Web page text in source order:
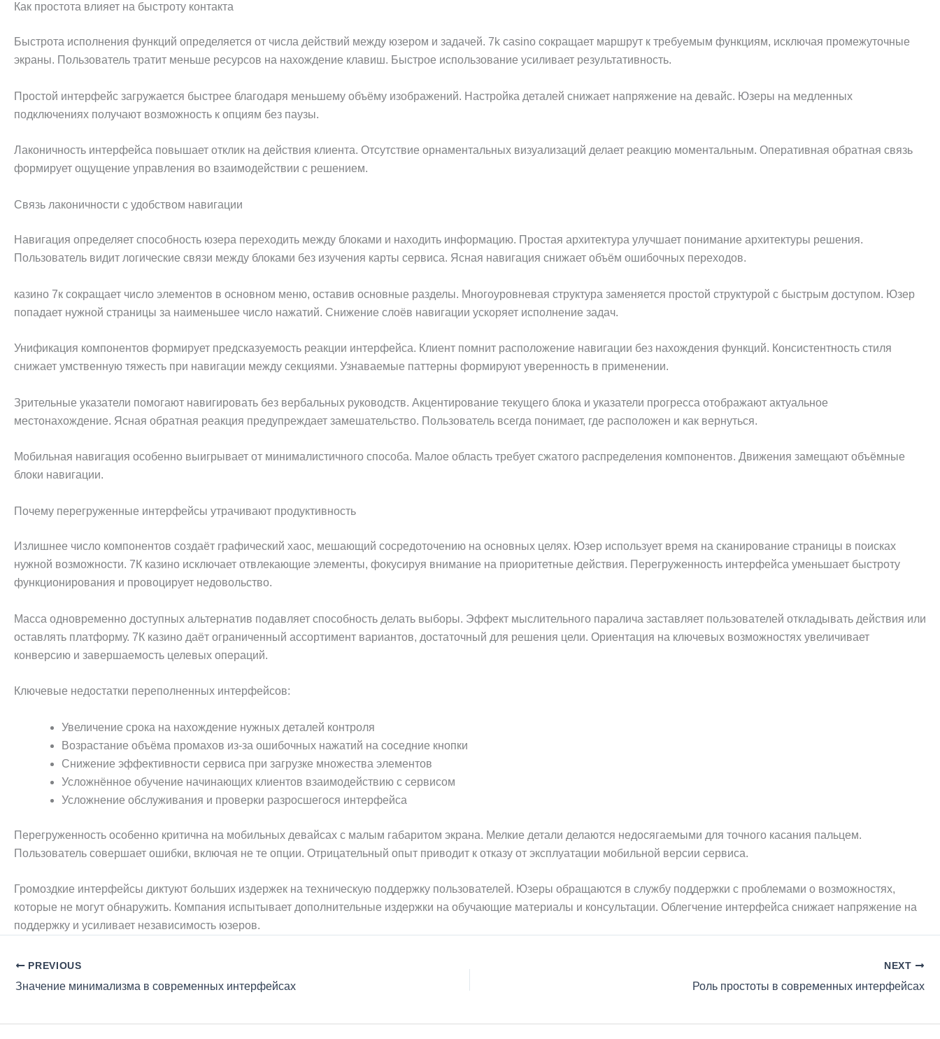
Как простота влияет на быстроту контакта
Быстрота исполнения функций определяется от числа действий между юзером и задачей. 7k casino сокращает маршрут к требуемым функциям, исключая промежуточные
экраны. Пользователь тратит меньше ресурсов на нахождение клавиш. Быстрое использование усиливает результативность.
Простой интерфейс загружается быстрее благодаря меньшему объёму изображений. Настройка деталей снижает напряжение на девайс. Юзеры на медленных
подключениях получают возможность к опциям без паузы.
Лаконичность интерфейса повышает отклик на действия клиента. Отсутствие орнаментальных визуализаций делает реакцию моментальным. Оперативная обратная связь
формирует ощущение управления во взаимодействии с решением.
Связь лаконичности с удобством навигации
Навигация определяет способность юзера переходить между блоками и находить информацию. Простая архитектура улучшает понимание архитектуры решения.
Пользователь видит логические связи между блоками без изучения карты сервиса. Ясная навигация снижает объём ошибочных переходов.
казино 7к сокращает число элементов в основном меню, оставив основные разделы. Многоуровневая структура заменяется простой структурой с быстрым доступом. Юзер
попадает нужной страницы за наименьшее число нажатий. Снижение слоёв навигации ускоряет исполнение задач.
Унификация компонентов формирует предсказуемость реакции интерфейса. Клиент помнит расположение навигации без нахождения функций. Консистентность стиля
снижает умственную тяжесть при навигации между секциями. Узнаваемые паттерны формируют уверенность в применении.
Зрительные указатели помогают навигировать без вербальных руководств. Акцентирование текущего блока и указатели прогресса отображают актуальное
местонахождение. Ясная обратная реакция предупреждает замешательство. Пользователь всегда понимает, где расположен и как вернуться.
Мобильная навигация особенно выигрывает от минималистичного способа. Малое область требует сжатого распределения компонентов. Движения замещают объёмные
блоки навигации.
Почему перегруженные интерфейсы утрачивают продуктивность
Излишнее число компонентов создаёт графический хаос, мешающий сосредоточению на основных целях. Юзер использует время на сканирование страницы в поисках
нужной возможности. 7К казино исключает отвлекающие элементы, фокусируя внимание на приоритетные действия. Перегруженность интерфейса уменьшает быстроту
функционирования и провоцирует недовольство.
Масса одновременно доступных альтернатив подавляет способность делать выборы. Эффект мыслительного паралича заставляет пользователей откладывать действия или
оставлять платформу. 7К казино даёт ограниченный ассортимент вариантов, достаточный для решения цели. Ориентация на ключевых возможностях увеличивает
конверсию и завершаемость целевых операций.
Ключевые недостатки переполненных интерфейсов:
Увеличение срока на нахождение нужных деталей контроля
Возрастание объёма промахов из-за ошибочных нажатий на соседние кнопки
Снижение эффективности сервиса при загрузке множества элементов
Усложнённое обучение начинающих клиентов взаимодействию с сервисом
Усложнение обслуживания и проверки разросшегося интерфейса
Перегруженность особенно критична на мобильных девайсах с малым габаритом экрана. Мелкие детали делаются недосягаемыми для точного касания пальцем.
Пользователь совершает ошибки, включая не те опции. Отрицательный опыт приводит к отказу от эксплуатации мобильной версии сервиса.
Громоздкие интерфейсы диктуют больших издержек на техническую поддержку пользователей. Юзеры обращаются в службу поддержки с проблемами о возможностях,
которые не могут обнаружить. Компания испытывает дополнительные издержки на обучающие материалы и консультации. Облегчение интерфейса снижает напряжение на
поддержку и усиливает независимость юзеров.
PREVIOUS
Значение минимализма в современных интерфейсах
NEXT
Роль простоты в современных интерфейсах